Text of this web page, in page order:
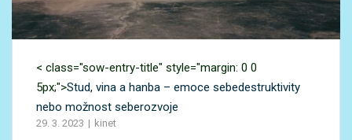
< class="sow-entry-title" style="margin: 0 0
5px;">Stud, vina a hanba – emoce sebedestruktivity
nebo možnost seberozvoje
29. 3. 2023 kinet